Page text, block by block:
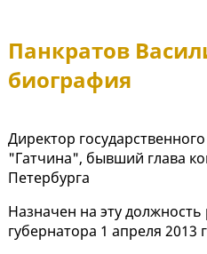
Панкратов
биография
Директор
"Гатчина", бывший глава
Петербурга
Назначен на эту
губернатора 1 апреля 2013